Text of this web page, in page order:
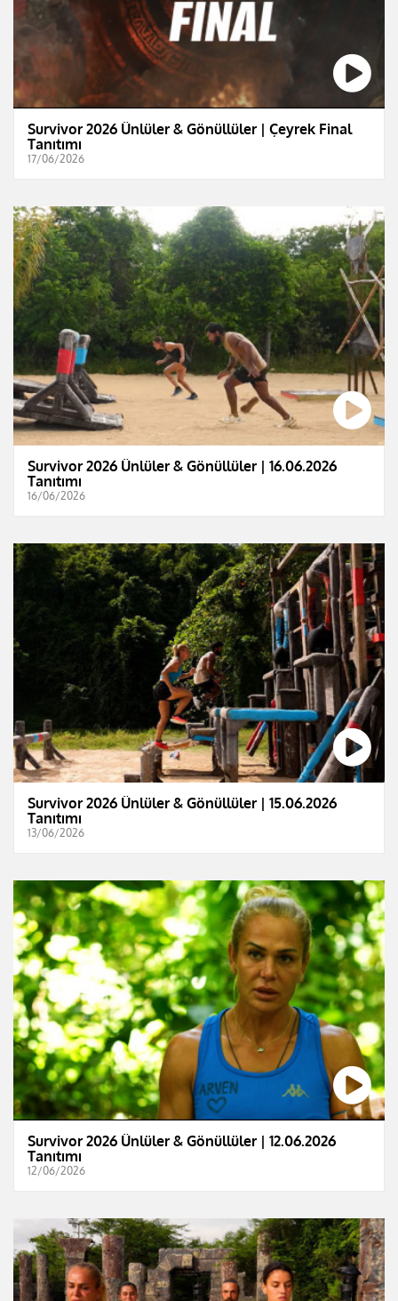
Survivor 2026 Ünlüler & Gönüllüler | Çeyrek Final
Tanıtımı
17/06/2026
Survivor 2026 Ünlüler & Gönüllüler | 16.06.2026
Tanıtımı
16/06/2026
Survivor 2026 Ünlüler & Gönüllüler | 15.06.2026
Tanıtımı
13/06/2026
Survivor 2026 Ünlüler & Gönüllüler | 12.06.2026
Tanıtımı
12/06/2026